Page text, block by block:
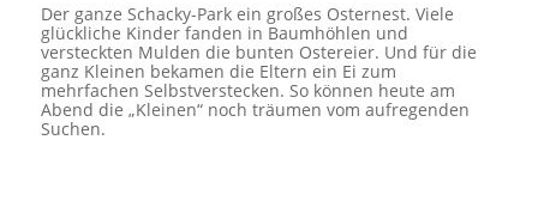
Der ganze Schacky-Park ein großes Osternest. Viele
glückliche Kinder fanden in Baumhöhlen und
versteckten Mulden die bunten Ostereier. Und für die
ganz Kleinen bekamen die Eltern ein Ei zum
mehrfachen Selbstverstecken. So können heute am
Abend die „Kleinen“ noch träumen vom aufregenden
Suchen.